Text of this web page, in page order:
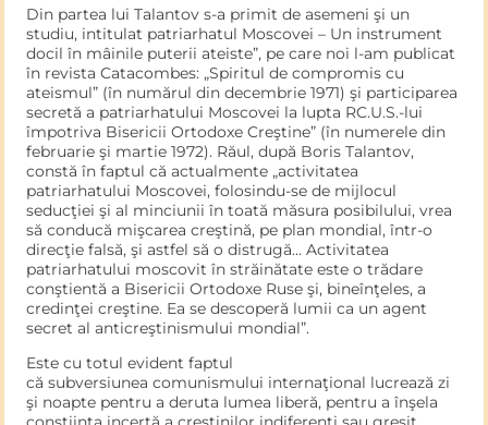
Din partea lui Talantov s-a primit de asemeni şi un
studiu, inti­tulat patriarhatul Moscovei – Un instrument
docil în mâinile pu­terii ateiste”, pe care noi l-am publicat
în revista Catacombes: „Spiritul de compromis cu
ateismul” (în numărul din decembrie 1971) şi participarea
secretă a patriarhatului Moscovei la lupta RC.U.S.-lui
împotriva Bisericii Ortodoxe Creştine” (în numerele din
februarie şi martie 1972). Răul, după Boris Talantov,
constă în faptul că actualmente „activitatea
patriarhatului Moscovei, folosindu-se de mijlocul
seducţiei şi al minciunii în toată măsura posi­bilului, vrea
să conducă mişcarea creştină, pe plan mondial, într-o
direcţie falsă, şi astfel să o distrugă… Activitatea
patriarhatului moscovit în străinătate este o trădare
conştientă a Bisericii Orto­doxe Ruse şi, bineînţeles, a
credinţei creştine. Ea se descoperă lumii ca un agent
secret al anticreştinismului mondial”.
Este cu totul evident faptul
că subversiunea comunismului internaţional lucrează zi
şi noapte pentru a deruta lumea liberă, pentru a înşela